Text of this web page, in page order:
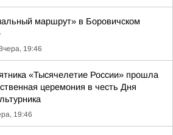
маршрут» в Боровичском
19:46
«Тысячелетие России» прошла
церемония в честь Дня
19:46